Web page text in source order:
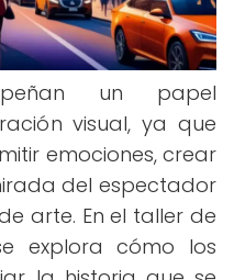
un papel
visual, ya que
emociones, crear
del espectador
arte. En el taller de
explora cómo los